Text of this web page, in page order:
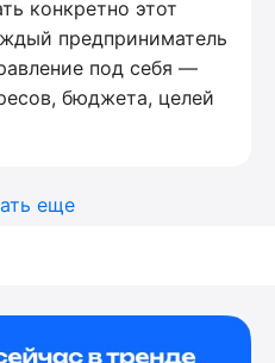
конкретно этот
предприниматель
под себя —
бюджета, целей
еще